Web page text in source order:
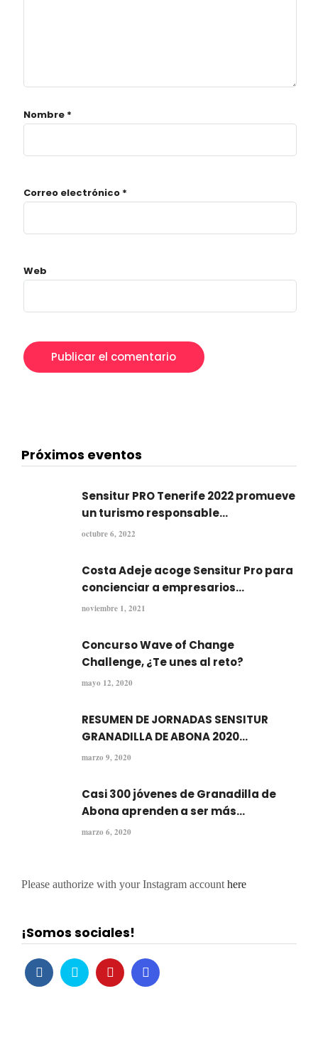
Nombre *
Correo electrónico *
Web
Próximos eventos
Sensitur PRO Tenerife 2022 promueve
un turismo responsable...
octubre 6, 2022
Costa Adeje acoge Sensitur Pro para
concienciar a empresarios...
noviembre 1, 2021
Concurso Wave of Change
Challenge, ¿Te unes al reto?
mayo 12, 2020
RESUMEN DE JORNADAS SENSITUR
GRANADILLA DE ABONA 2020...
marzo 9, 2020
Casi 300 jóvenes de Granadilla de
Abona aprenden a ser más...
marzo 6, 2020
Please authorize with your Instagram account here
¡Somos sociales!